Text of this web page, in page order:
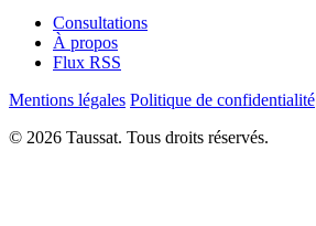
Consultations
À propos
Flux RSS
Mentions légales Politique de confidentialité
© 2026 Taussat. Tous droits réservés.